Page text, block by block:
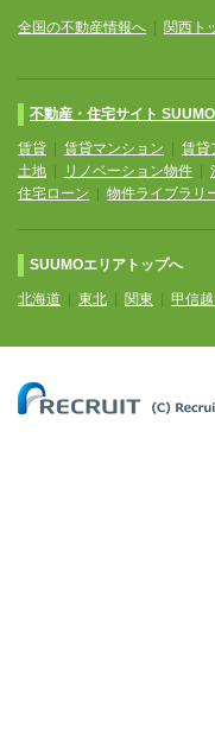
全国の不動産情報へ 関西ト
不動産・住宅サイト SUUMO
賃貸 賃貸マンション 賃貸
土地
リノベーション物件
住宅ローン
物件ライブラリ
SUUMOエリアトップへ
北海道 東北 関東 甲信